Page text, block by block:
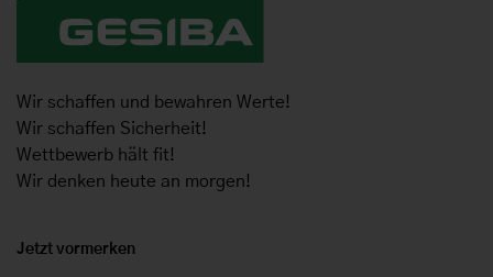
Wir schaffen und bewahren Werte!
Wir schaffen Sicherheit!
Wettbewerb hält fit!
Wir denken heute an morgen!
Jetzt vormerken